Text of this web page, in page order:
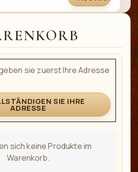
sie zuerst Ihre Adresse
SIE IHRE
ADRESSE
sich keine Produkte im
Warenkorb.